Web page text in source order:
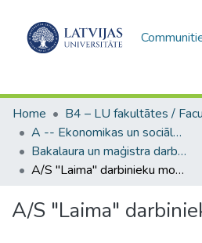
Home
A -- Ekonomikas un sociālo zinātņu fakultāte / Faculty of Economics and Social Sciences
Bakalaura un maģistra darbi (ESZF) / Bachelor's and Master's theses
A/S "Laima" darbinieku motivēšana
A/S "Laima"